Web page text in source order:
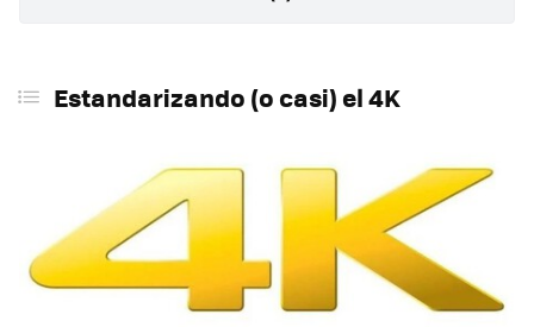
Tamaño y resolución
Hercios: cuantos necesitas
Conexiones
Estandarizando (o casi) el 4K